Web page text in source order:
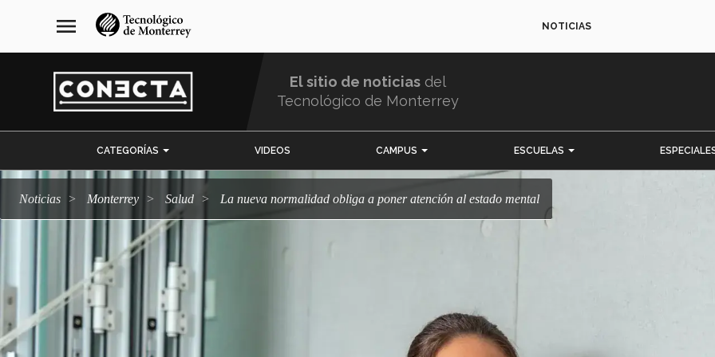
navegación
principal
menu NOTICIAS
El sitio de noticias del
Tecnológico de Monterrey
CATEGORÍAS VIDEOS CAMPUS ESCUELAS
Noticias Monterrey salud La nueva normalidad obliga a poner atención al estado mental